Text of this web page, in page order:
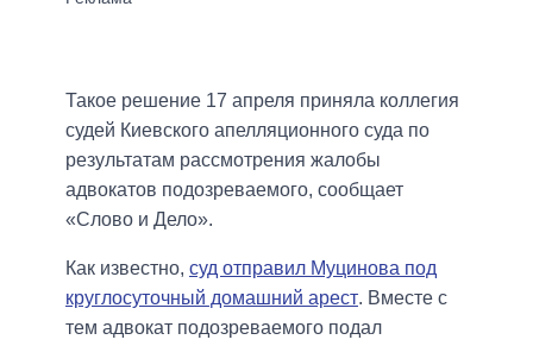
Такое решение 17 апреля приняла коллегия
судей Киевского апелляционного суда по
результатам рассмотрения жалобы
адвокатов подозреваемого, сообщает
«Слово и Дело».
Как известно, суд отправил Муцинова под
круглосуточный домашний арест. Вместе с
тем адвокат подозреваемого подал